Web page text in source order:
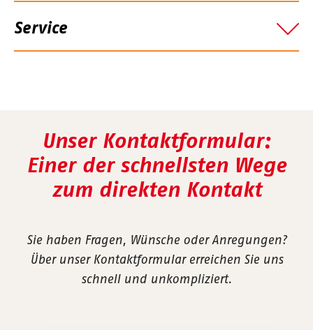
Service
Unser Kontaktformular:
Einer der schnellsten Wege
zum direkten Kontakt
Sie haben Fragen, Wünsche oder Anregungen?
Über unser Kontaktformular erreichen Sie uns
schnell und unkompliziert.